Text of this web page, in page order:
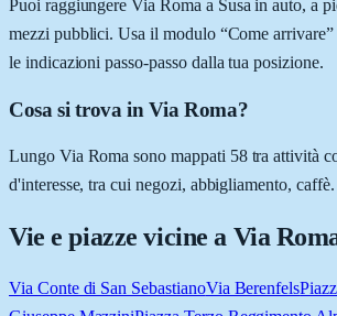
Puoi raggiungere Via Roma a Susa in auto, a
mezzi pubblici. Usa il modulo “Come arrivare”
le indicazioni passo-passo dalla tua posizione.
Cosa si trova in Via Roma?
Lungo Via Roma sono mappati 58 tra attività
d'interesse, tra cui negozi, abbigliamento, caffè.
Vie e piazze vicine a Via
Via Conte di San SebastianoVia Berenfels